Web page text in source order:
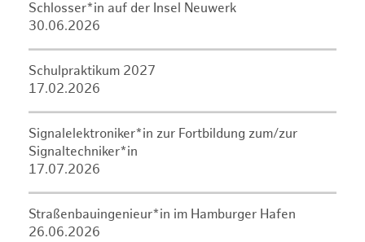
Schlosser*in auf der Insel Neuwerk
30.06.2026
Schulpraktikum 2027
17.02.2026
Signalelektroniker*in zur Fortbildung zum/zur
Signaltechniker*in
17.07.2026
Straßenbauingenieur*in im Hamburger Hafen
26.06.2026